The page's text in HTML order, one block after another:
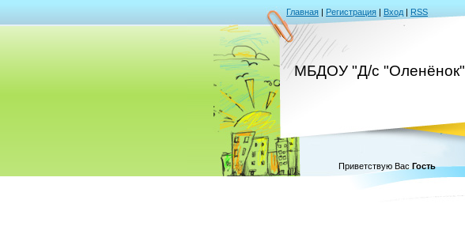
Главная | Регистрация | Вход | RSS
МБДОУ "Д/с "Оленёнок"
Приветствую Вас Гость